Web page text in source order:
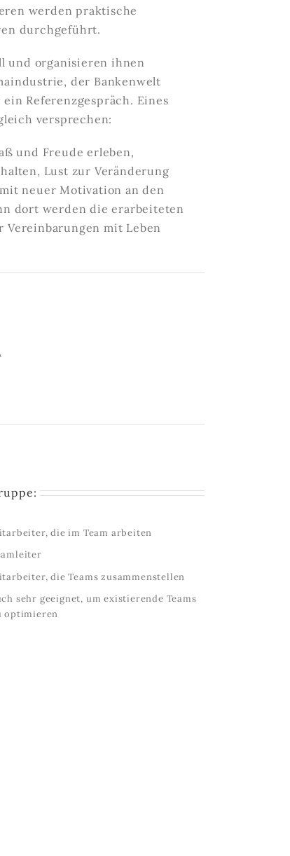
werden praktische
durchgeführt.
und organisieren ihnen
der Bankenwelt
Referenzgespräch. Eines
versprechen:
und Freude erleben,
Lust zur Veränderung
neuer Motivation an den
dort werden die erarbeiteten
mit Leben
die im Team arbeiten
die Teams zusammenstellen
sehr geeignet, um existierende Teams
optimieren